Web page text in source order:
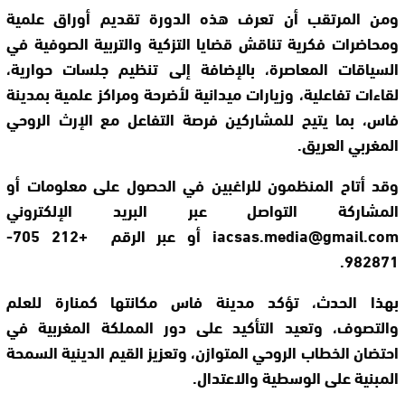
ومن المرتقب أن تعرف هذه الدورة تقديم أوراق علمية
ومحاضرات فكرية تناقش قضايا التزكية والتربية الصوفية في
السياقات المعاصرة، بالإضافة إلى تنظيم جلسات حوارية،
لقاءات تفاعلية، وزيارات ميدانية لأضرحة ومراكز علمية بمدينة
فاس، بما يتيح للمشاركين فرصة التفاعل مع الإرث الروحي
المغربي العريق.
وقد أتاح المنظمون للراغبين في الحصول على معلومات أو
المشاركة التواصل عبر البريد الإلكتروني
iacsas.media@gmail.com
أو عبر الرقم +212 705-
982871.
بهذا الحدث، تؤكد مدينة فاس مكانتها كمنارة للعلم
والتصوف، وتعيد التأكيد على دور المملكة المغربية في
احتضان الخطاب الروحي المتوازن، وتعزيز القيم الدينية السمحة
المبنية على الوسطية والاعتدال.